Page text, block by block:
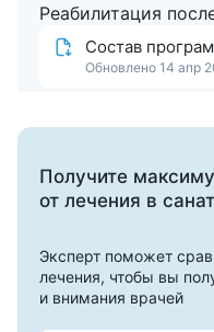
Реабилитация
Состав
Обновлено 14 апр
Получите
от лечения в
Эксперт поможет
лечения, чтобы вы
и внимания врачей